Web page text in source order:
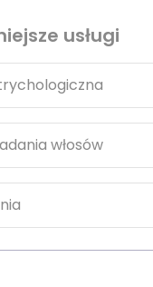
usługi
włosów